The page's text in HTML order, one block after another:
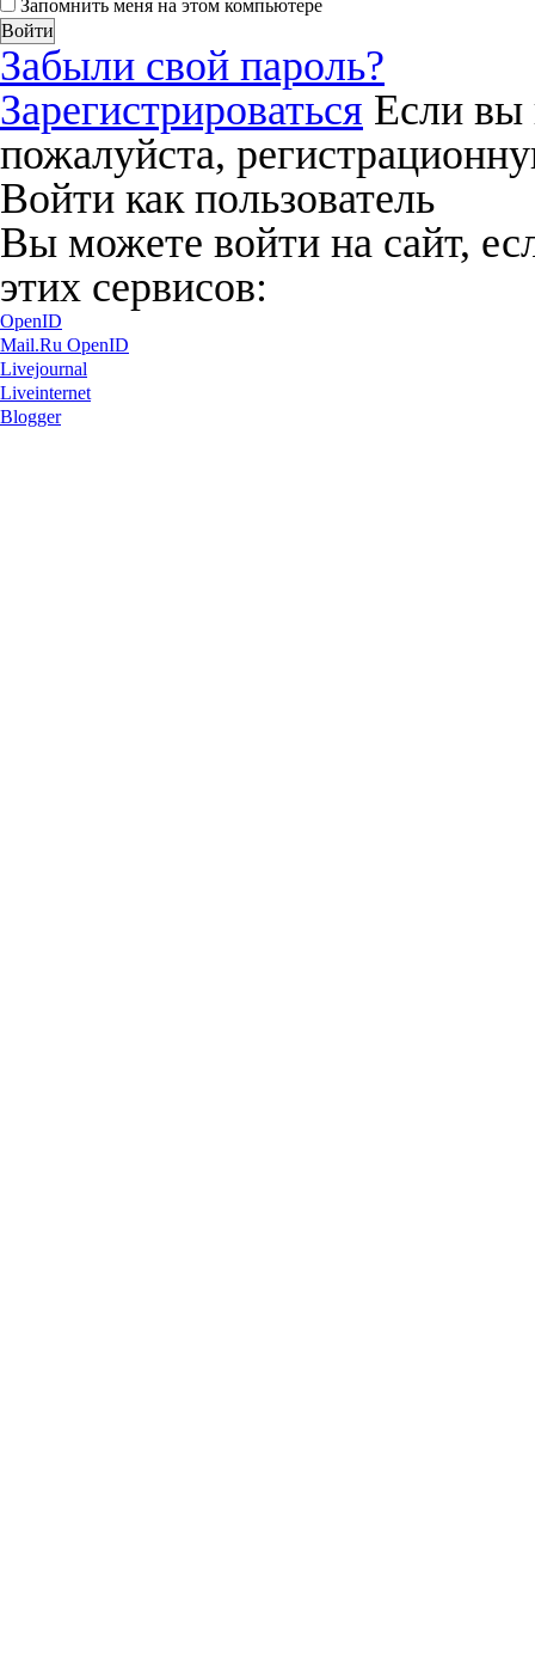
Запомнить меня на этом компьютере
Забыли свой пароль?
Зарегистрироваться Если вы
пожалуйста,
Войти как пользователь
Вы можете войти на сайт,
этих сервисов:
OpenID
Mail.Ru OpenID
Livejournal
Liveinternet
Blogger